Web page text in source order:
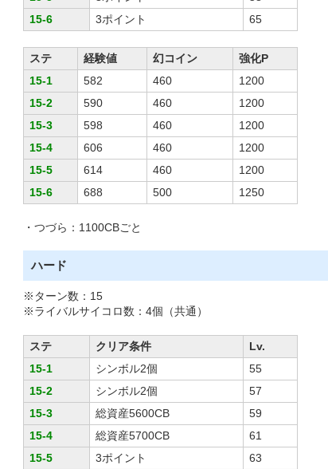
15-6
3ポイント 65
ステ 経験値 幻コイン
強化P
15-1
582 460
1200
15-2
590 460
1200
15-3
598 460
1200
15-4
606 460
1200
15-5
614 460
1200
15-6
688 500 1250
・つづら：1100CBごと
ハード
※ターン数：15
※ライバルサイコロ数：4個（共通）
ステ クリア条件
Lv.
15-1
シンボル2個
55
15-2
シンボル2個
57
15-3
総資産5600CB
59
15-4
総資産5700CB
61
15-5
3ポイント
63